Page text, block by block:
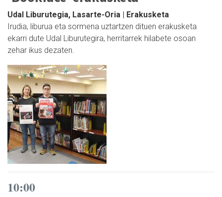
Udal Liburutegia, Lasarte-Oria | Erakusketa
Irudia, liburua eta sormena uztartzen dituen erakusketa
ekarri dute Udal Liburutegira, herritarrek hilabete osoan
zehar ikus dezaten.
10:00